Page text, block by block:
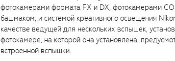
фотокамерами формата FX и DX, фотокамерами
башмаком, и системой креативного освещения
качестве ведущей для нескольких вспышек,
фотокамере, на которой она установлена,
встроенной вспышки.